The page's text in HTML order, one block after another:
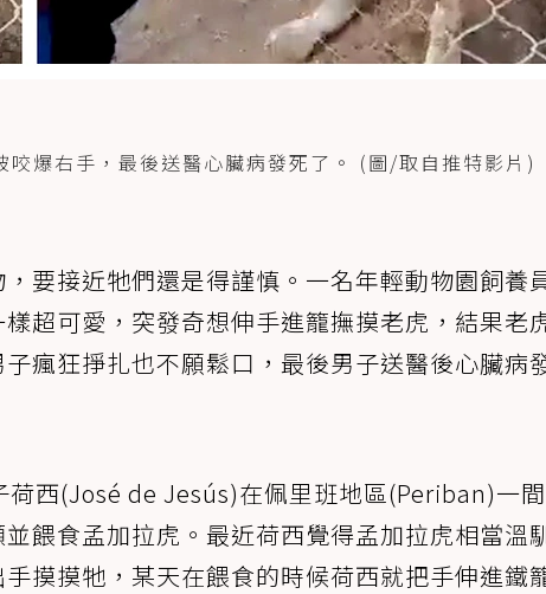
爆右手，最後送醫心臟病發死了。 (圖/取自推特影片)
要接近牠們還是得謹慎。一名年輕動物園飼養
超可愛，突發奇想伸手進籠撫摸老虎，結果老
瘋狂掙扎也不願鬆口，最後男子送醫後心臟病
西(José de Jesús)在佩里班地區(Periban)一間
餵食孟加拉虎。最近荷西覺得孟加拉虎相當溫
摸摸牠，某天在餵食的時候荷西就把手伸進鐵